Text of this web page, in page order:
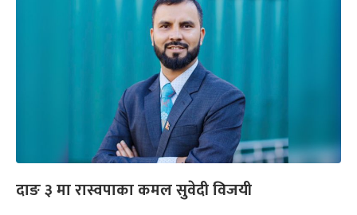
दाङ ३ मा रास्वपाका कमल सुवेदी विजयी